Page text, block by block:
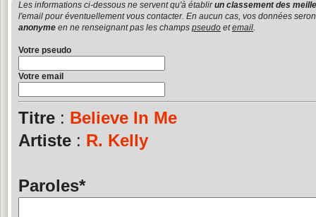
Les informations ci-dessous ne servent qu'à établirun classement des
l'email pour éventuellement vous contacter. En aucun cas, vos données
anonyme en ne renseignant pas les champs pseudo etemail.
Votre pseudo
Votre email
Titre : Believe In Me
Artiste : R. Kelly
Paroles*